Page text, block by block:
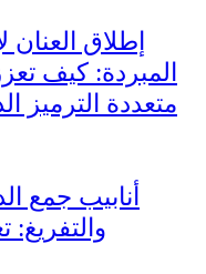
إطلاق العنان
المبردة: كيف
متعددة الترميز
أنابيب جمع
والتفريغ: